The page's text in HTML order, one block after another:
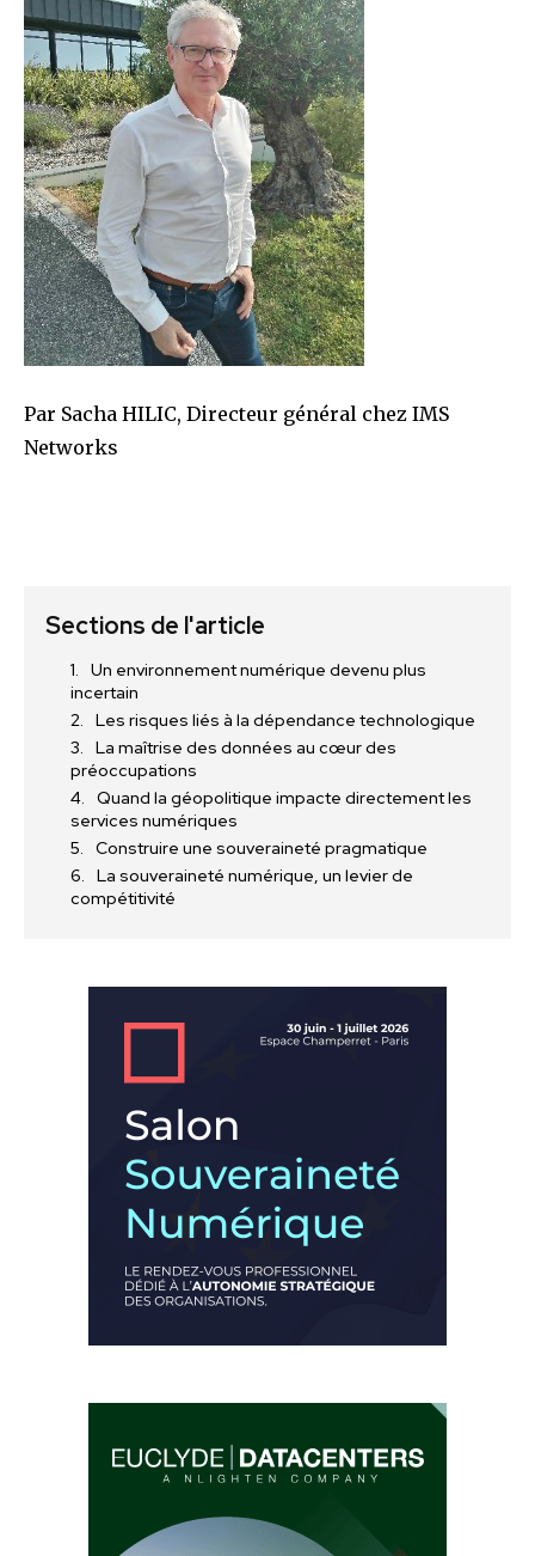
Par Sacha HILIC, Directeur général chez IMS
Networks
Sections de l'article
Un environnement numérique devenu plus
incertain
Les risques liés à la dépendance technologique
La maîtrise des données au cœur des
préoccupations
Quand la géopolitique impacte directement les
services numériques
Construire une souveraineté pragmatique
La souveraineté numérique, un levier de
compétitivité